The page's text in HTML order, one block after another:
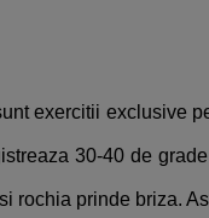
exercitii exclusive
30-40 de
rochia prinde briza.